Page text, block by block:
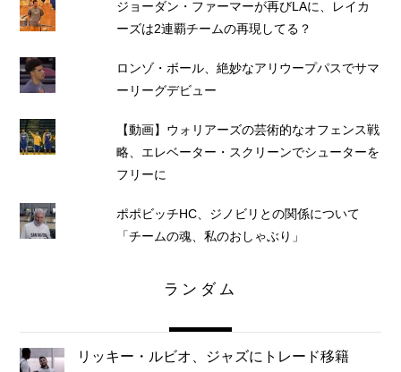
ジョーダン・ファーマーが再びLAに、レイカ
ーズは2連覇チームの再現してる？
ロンゾ・ボール、絶妙なアリウープパスでサマ
ーリーグデビュー
【動画】ウォリアーズの芸術的なオフェンス戦
略、エレベーター・スクリーンでシューターを
フリーに
ポポビッチHC、ジノビリとの関係について
「チームの魂、私のおしゃぶり」
ランダム
リッキー・ルビオ、ジャズにトレード移籍